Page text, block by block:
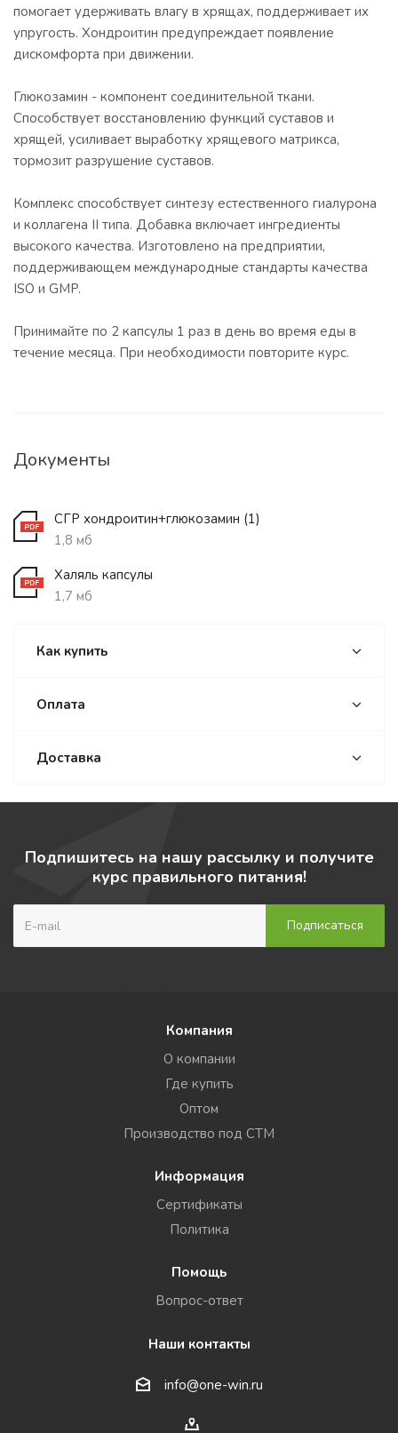
помогает удерживать влагу в хрящах, поддерживает их
упругость. Хондроитин предупреждает появление
дискомфорта при движении.
Глюкозамин - компонент соединительной ткани.
Способствует восстановлению функций суставов и
хрящей, усиливает выработку хрящевого матрикса,
тормозит разрушение суставов.
Комплекс способствует синтезу естественного гиалурона
и коллагена II типа. Добавка включает ингредиенты
высокого качества. Изготовлено на предприятии,
поддерживающем международные стандарты качества
ISO и GMP.
Принимайте по 2 капсулы 1 раз в день во время еды в
течение месяца. При необходимости повторите курс.
Документы
СГР хондроитин+глюкозамин (1)
1,8 мб
Халяль капсулы
1,7 мб
Как купить
Оплата
Доставка
Подпишитесь на нашу рассылку и получите
курс правильного питания!
Компания
О компании
Где купить
Оптом
Производство под СТМ
Информация
Сертификаты
Политика
Помощь
Вопрос-ответ
Наши контакты
info@one-win.ru